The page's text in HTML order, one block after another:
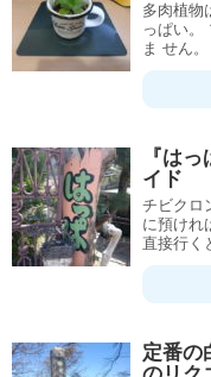
多肉植物
っぱい。
ま せん。
『は
イド
チビクロ
に預けれ
直接行く
定番